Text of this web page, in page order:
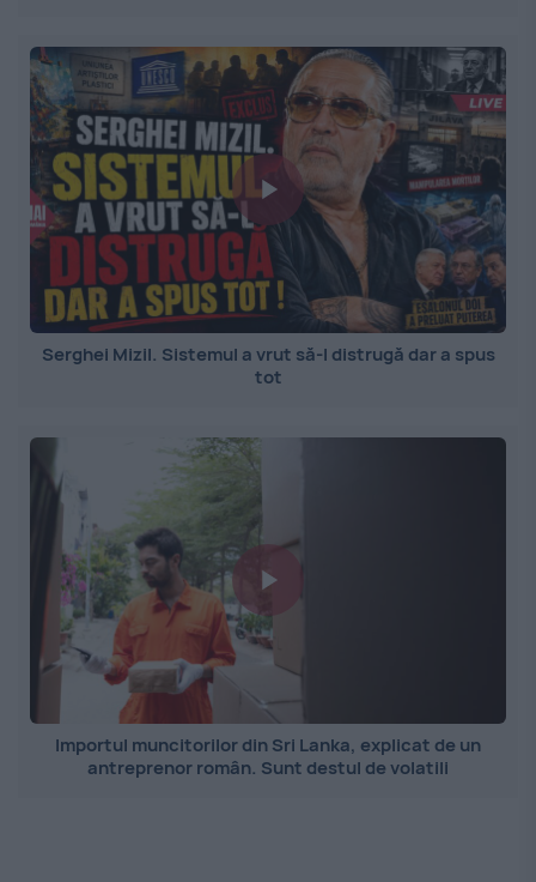
Serghei Mizil. Sistemul a vrut să-l distrugă dar a spus
tot
Importul muncitorilor din Sri Lanka, explicat de un
antreprenor român. Sunt destul de volatili